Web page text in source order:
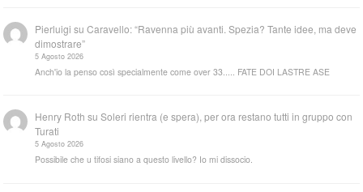
Pierluigi suCaravello: “Ravenna più avanti. Spezia? Tante idee, ma deve
dimostrare”
5 Agosto 2026
Anch'io la penso così specialmente come over 33..... FATE DOI LASTRE ASE
Henry Roth suSoleri rientra (e spera), per ora restano tutti in gruppo con
Turati
5 Agosto 2026
Possibile che u tifosi siano a questo livello? Io mi dissocio.